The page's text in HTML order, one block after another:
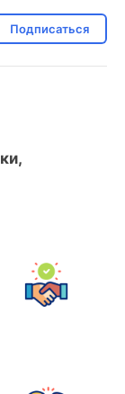
Подписаться